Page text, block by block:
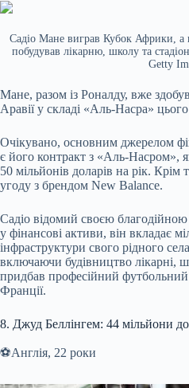
Садіо Мане виграв Кубок Африки, а
побудував лікарню, школу та
Getty
Мане, разом із Роналду, вже
Аравії у складі «Аль-Насра»
Очікувано, основним джерелом
є його контракт з «Аль-Насром»,
50 мільйонів доларів на рік. Крім
угоду з брендом New Balance.
Садіо відомий своєю благодійною
у фінансові активи, він вкладає
інфраструктури свого рідного
включаючи будівництво лікарні,
придбав професійний
Франції.
8. Джуд Беллінгем: 44 мільйони
⚽️Англія, 22 роки